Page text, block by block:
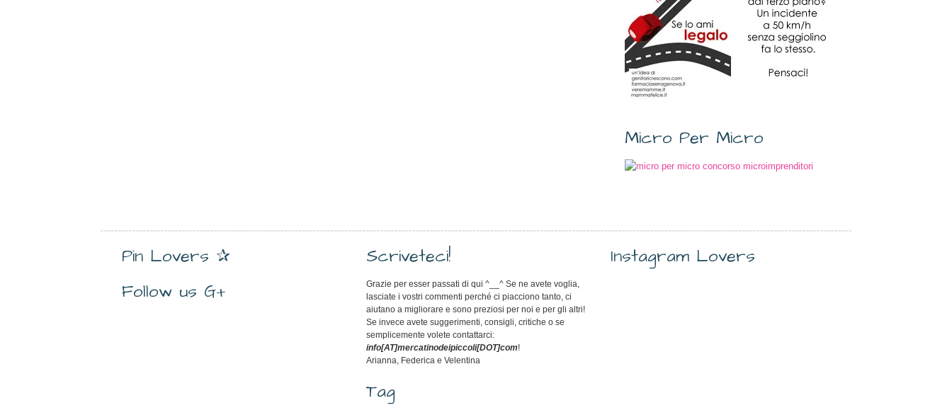
Micro Per Micro
Pin Lovers ✰
Follow us G+
Scriveteci!
Grazie per esser passati di qui ^__^ Se ne avete voglia,
lasciate i vostri commenti perché ci piacciono tanto, ci
aiutano a migliorare e sono preziosi per noi e per gli altri!
Se invece avete suggerimenti, consigli, critiche o se
semplicemente volete contattarci:
info[AT]mercatinodeipiccoli[DOT]com!
Arianna, Federica e Velentina
Tag
Instagram Lovers